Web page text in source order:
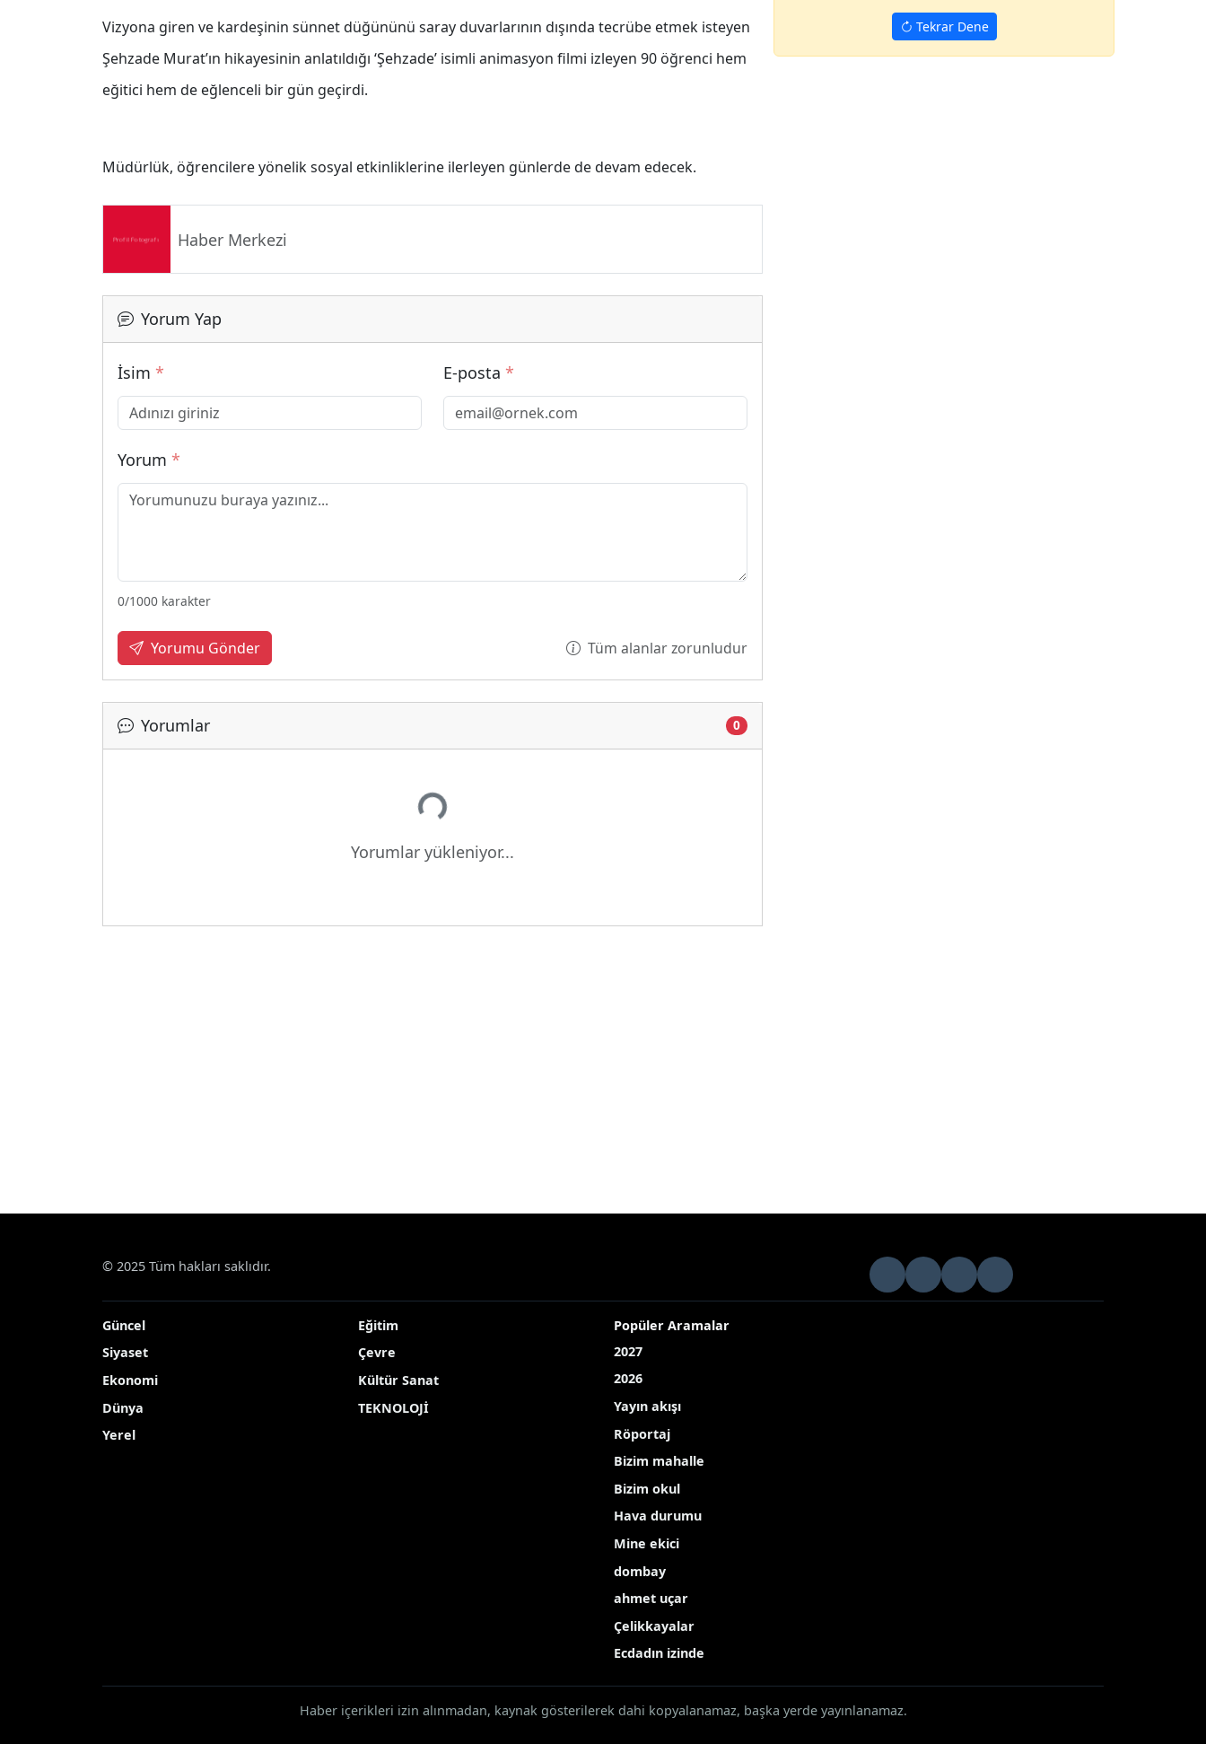
Vizyona giren ve kardeşinin sünnet düğününü saray duvarlarının dışında tecrübe etmek isteyen
Şehzade Murat’ın hikayesinin anlatıldığı ‘Şehzade’ isimli animasyon filmi izleyen 90 öğrenci hem
eğitici hem de eğlenceli bir gün geçirdi.
Müdürlük, öğrencilere yönelik sosyal etkinliklerine ilerleyen günlerde de devam edecek.
Haber Merkezi
Yorum Yap
İsim * E-posta *
Yorum *
0/1000 karakter
Yorumu Gönder Tüm alanlar zorunludur
Yorumlar 0
Yükleniyor...
Yorumlar yükleniyor...
Tekrar Dene
© 2025 Tüm hakları saklıdır.
Güncel
Siyaset
Ekonomi
Dünya
Yerel
Eğitim
Çevre
Kültür Sanat
TEKNOLOJİ
Popüler Aramalar
2027
2026
Yayın akışı
Röportaj
Bizim mahalle
Bizim okul
Hava durumu
Mine ekici
dombay
ahmet uçar
Çelikkayalar
Ecdadın izinde
Haber içerikleri izin alınmadan, kaynak gösterilerek dahi kopyalanamaz, başka yerde yayınlanamaz.